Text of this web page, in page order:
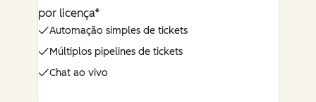
por licença*
Automação simples de tickets
Múltiplos pipelines de tickets
Chat ao vivo